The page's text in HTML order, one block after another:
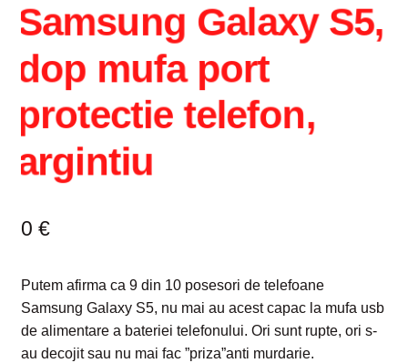
Samsung Galaxy S5,
dop mufa port
protectie telefon,
argintiu
0 €
Putem afirma ca 9 din 10 posesori de telefoane
Samsung Galaxy S5, nu mai au acest capac la mufa usb
de alimentare a bateriei telefonului. Ori sunt rupte, ori s-
au decojit sau nu mai fac ”priza”anti murdarie.